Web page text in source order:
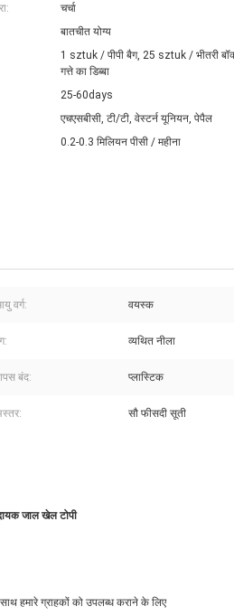
चर्चा
बातचीत योग्य
1 sztuk / पीपी बैग, 25 sztuk / भीतरी
गत्ते का डिब्बा
25-60days
एचएसबीसी, टी/टी, वेस्टर्न यूनियन, पेपैल
0.2-0.3 मिलियन पीसी / महीना
वर्ग: वयस्क
व्यथित नीला
बंद: प्लास्टिक
सौ फीसदी सूती
जाल खेल टोपी
हमारे ग्राहकों को उपलब्ध कराने के लिए